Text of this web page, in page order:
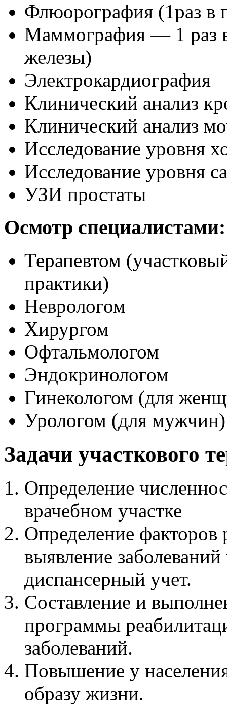
Флюорография (1раз в
Маммография — 1 раз
железы)
Электрокардиография
Клинический анализ
Клинический анализ
Исследование уровня
Исследование уровня
УЗИ простаты
Осмотр специалистами:
Терапевтом
практики)
Неврологом
Хирургом
Офтальмологом
Эндокринологом
Гинекологом (для
Урологом (для мужчин)
Задачи участкового
Определение
врачебном участке
Определение факторов
выявление
диспансерный учет.
Составление и
программы
заболеваний.
Повышение у
образу жизни.